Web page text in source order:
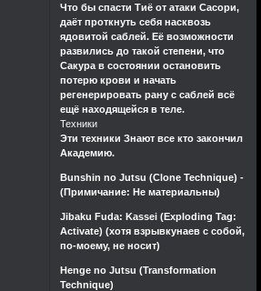
Что бы спасти Тиё от атаки Сасори,
даёт проткнуть себя насквозь
ядовитой саблей. Её возможности
развились до такой степени, что
Сакура в состоянии остановить
потерю крови и начать
регенерировать рану с саблей всё
ещё находящейся в теле.
Техники
Эти техники Знают все кто закончил
Академию.
Bunshin no Jutsu (Clone Technique) -
(Примичание: Не материальны)
Jibaku Fuda: Kassei (Exploding Tag:
Activate) (хотя взрывкунаев с собой,
по-моему, не носит)
Henge no Jutsu (Transformation
Technique)